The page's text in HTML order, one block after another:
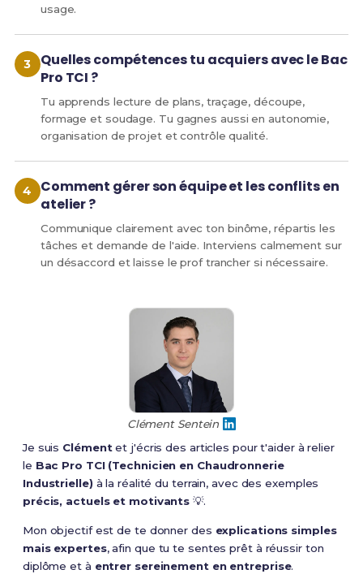
usage.
Quelles compétences tu acquiers avec le Bac
Pro TCI ?
Tu apprends lecture de plans, traçage, découpe,
formage et soudage. Tu gagnes aussi en autonomie,
organisation de projet et contrôle qualité.
Comment gérer son équipe et les conflits en
atelier ?
Communique clairement avec ton binôme, répartis les
tâches et demande de l'aide. Interviens calmement sur
un désaccord et laisse le prof trancher si nécessaire.
Clément Sentein
Je suis Clémentet j'écris des articles pour t'aider à relier
le Bac Pro TCI (Technicien en Chaudronnerie
Industrielle) à la réalité du terrain, avec des exemples
précis, actuels et motivants 💡.
Mon objectif est de te donner des explications simples
mais expertes, afin que tu te sentes prêt à réussir ton
diplôme et à entrer sereinement en entreprise.